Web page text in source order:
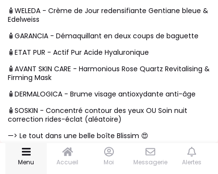
🏆 Concours En cours
📆 Évènements
👩🏽‍🔬 Tests produits
💬 Répondre au chat
✨ CREATORS
💁🏻‍♀️ Soins visage
💄 Maquillage
🧴WELEDA - Crème de Jour redensifiante Gentiane bleue &
Edelweiss
🧴GARANCIA - Démaquillant en deux coups de baguette
🧴ETAT PUR - Actif Pur Acide Hyaluronique
🧴AVANT SKIN CARE - Harmonious Rose Quartz Revitalising &
Firming Mask
🧴DERMALOGICA - Brume visage antioxydante anti-âge
🧴SOSKIN - Concentré contour des yeux OU Soin nuit
correction rides-éclat (aléatoire)
—> Le tout dans une belle boîte Blissim 😍
👉👉👉 JE LA VEUX 👈👈👈
Menu Accueil Moi Messagerie Alertes